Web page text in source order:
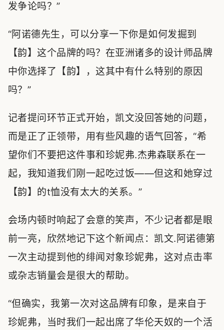
发争论吗？”
“阿诺德先生，可以分享一下你是如何发掘到
【韵】这个品牌的吗？在亚洲诸多的设计师品牌
中你选择了【韵】，这其中有什么特别的原因
吗？”
记者提问环节正式开始，凯文没回答她的问题，
而是正了正领带，用有些风趣的语气回答，“希
望你们不要把这件事和珍妮弗.杰弗森联系在一
起，我知道我们刚一起吃过饭——但这和她穿过
【韵】的t恤没有太大的关系。”
会场内顿时响起了会意的笑声，不少记者都是眼
前一亮，欣然地记下这个新闻点：凯文.阿诺德第
一次主动提到他的绯闻对象珍妮弗，这对点击率
或杂志销量会是很大的帮助。
“但确实，我第一次对这品牌有印象，是来自于
珍妮弗，当时我们一起出席了华伦天奴的一个活